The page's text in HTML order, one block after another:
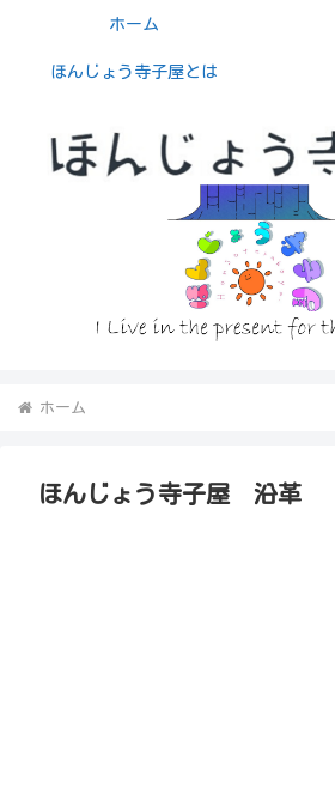
ホーム
ほんじょう寺子屋とは
ホーム
ほんじょう寺子屋 沿革